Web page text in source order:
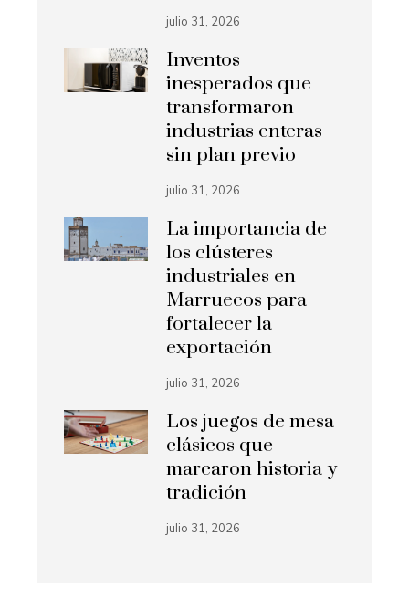
julio 31, 2026
Inventos
inesperados que
transformaron
industrias enteras
sin plan previo
julio 31, 2026
La importancia de
los clústeres
industriales en
Marruecos para
fortalecer la
exportación
julio 31, 2026
Los juegos de mesa
clásicos que
marcaron historia y
tradición
julio 31, 2026